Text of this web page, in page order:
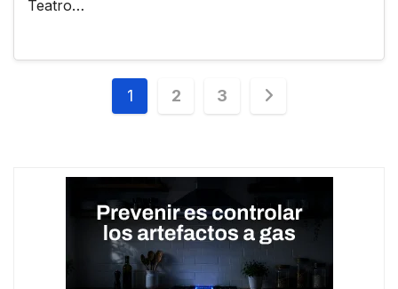
Teatro…
Paginación
entradas
1 2 3